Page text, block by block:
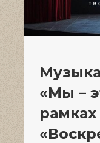
«Мы –